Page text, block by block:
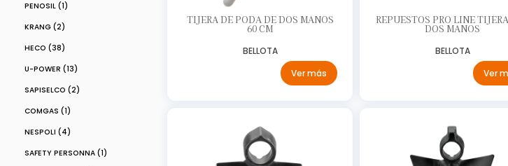
PENOSIL (1)
KRANG (2)
HECO (38)
U-POWER (13)
SAPISELCO (2)
COMGAS (1)
NESPOLI (4)
SAFETY PERSONNA (1)
TIJERA DE PODA DE DOS MANOS
60 CM
BELLOTA
Ver más
REPUESTOS PRO LINE
DOS MANOS
BELLOTA
Ver